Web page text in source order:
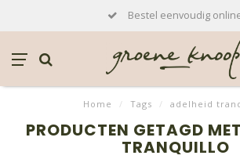
Bestel eenvoudig
Home / Tags / adelheid
PRODUCTEN GETAGD
TRANQUILLO